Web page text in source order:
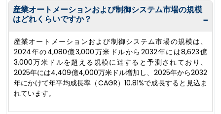
産業オートメーションおよび制御システム市場の規模
はどれくらいですか？
−
産業オートメーションおよび制御システム市場の規模は、
2024年の4,080億3,000万米ドルから2032年には8,623億
3,000万米ドルを超える規模に達すると予測されており、
2025年には4,409億4,000万米ドル増加し、2025年から2032
年にかけて年平均成長率（CAGR）10.81%で成長すると見込ま
れています。